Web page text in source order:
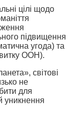
цілі щодо
підвищення
угода) та
ООН).
світові
не
для
уникнення